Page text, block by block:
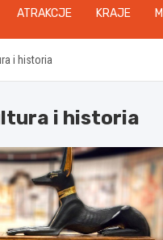
ATRAKCJE KRAJE
i historia
i historia